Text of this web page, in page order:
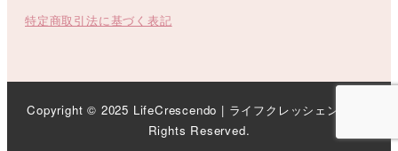
特定商取引法に基づく表記
Copyright © 2025 LifeCrescendo | ライフクレッシェンド All
Rights Reserved.